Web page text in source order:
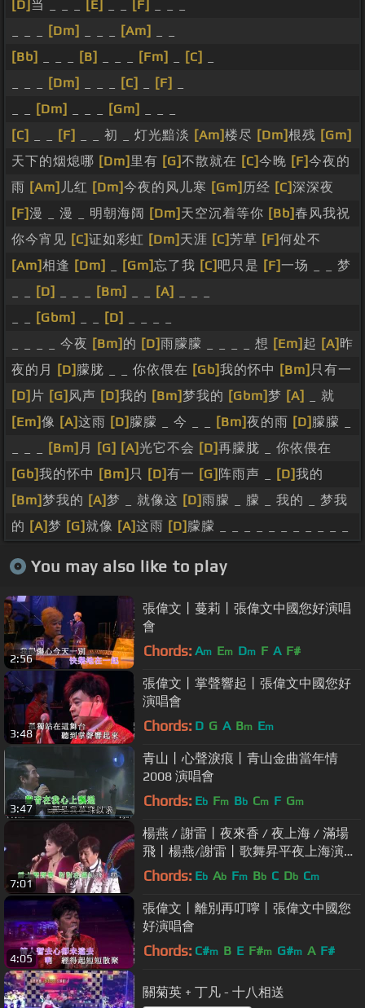
[D] 当 _ _ _ [E] [F]
[Dm] [Am]
[Bb]
[B] [Fm] [C]
[Dm] [C] [F]
[Dm] [Gm]
[C]
[F] _ _ 初 _ 灯光黯淡 [Am]楼尽 [Dm]根残 [Gm]
天下的烟熄哪 [Dm] 里有 [G]不散就在 [C]今晚 [F]今夜的
雨 [Am] 儿红 [Dm]今夜的风儿寒 [Gm] 历经 [C]深深夜
[F]漫 _ 漫 _ 明朝海阔 [Dm] 天空沉着等你 [Bb]春风我祝
你今宵见 [C]证如彩虹 [Dm] 天涯 [C]芳草 [F]何处不
[Am]相逢 [Dm] [Gm]忘了我 [C]吧只是 [F]一场 _ _ 梦
[D] [Bm] [A]
[Gbm] [D]
_ _ _ _ 今夜 [Bm] 的 [D]雨朦朦 _ _ _ _ 想 [Em] 起 [A] 昨
夜的月
[D] 朦胧 _ _ 你依偎在 [Gb]我的怀中 [Bm] 只有一
[D] 片 [G] 风声 [D]我的 [Bm]梦我的 [Gbm]梦 [A]
_ 就
[Em]像 [A]这雨 [D] 朦朦 _ 今 _ _ [Bm]夜的雨 [D] 朦朦 _
[Bm] 月 [G] [A]光它不会 [D]再朦胧 _ 你依偎在
[Gb]我的怀中 [Bm] 只 [D]有一 [G] 阵雨声 _ [D]我的
[Bm]梦我的 [A]梦 _ 就像这 [D]雨朦 _ 朦 _ 我的 _ 梦我
的 [A]梦 [G]就像 [A]这雨 [D] 朦朦 _ _ _ _ _ _ _ _ _ _ _
You may also like to play
2:56
張偉文丨蔓莉丨張偉文中國您好演唱
會
Chords: Am Em Dm F A F#
3:48
張偉文丨掌聲響起丨張偉文中國您好
演唱會
Chords: D G A Bm Em
3:47
青山丨心聲淚痕丨青山金曲當年情
2008 演唱會
Chords: Eb Fm Bb Cm F Gm
7:01
楊燕 / 謝雷丨夜來香 / 夜上海 / 滿場
飛丨楊燕/謝雷丨歌舞昇平夜上海演唱
會
Chords: Eb Ab Fm Bb C Db Cm
4:05
張偉文丨離別再叮嚀丨張偉文中國您
好演唱會
Chords: C#m B E F#m G#m A F#
關菊英 + 丁凡 - 十八相送